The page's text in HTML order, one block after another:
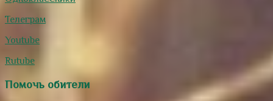
Телеграм
Youtube
Rutube
Помочь обители